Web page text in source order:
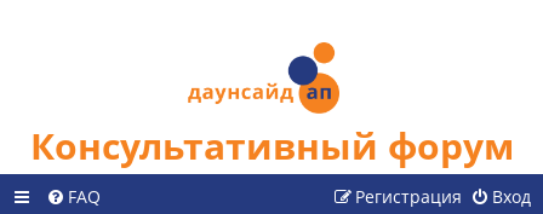
Консультативный форум
FAQ Вход
Регистрация